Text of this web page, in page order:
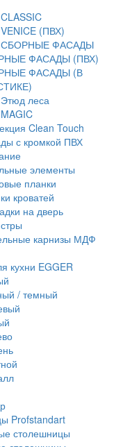
(ПВХ)
СБОРНЫЕ ФАСАДЫ
ФАСАДЫ (ПВХ)
ФАСАДЫ (В
леса
Clean Touch
с кромкой ПВХ
элементы
планки
кроватей
на дверь
карнизы МДФ
кухни EGGER
/ темный
Profstandart
столешницы